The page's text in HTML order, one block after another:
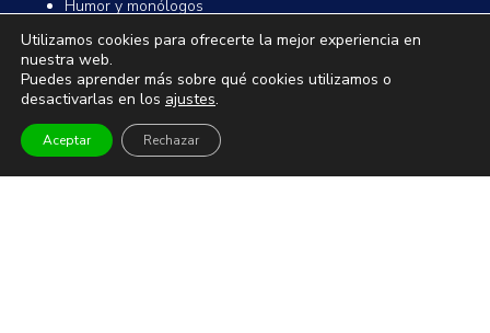
Humor y monólogos
Musicales
Infantil y familiar
Magia
Utilizamos cookies para ofrecerte la mejor experiencia en
nuestra web.
Puedes aprender más sobre qué cookies utilizamos o
desactivarlas en los ajustes.
Aceptar Rechazar